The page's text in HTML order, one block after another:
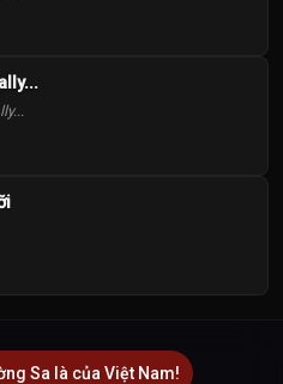
Sa là của Việt Nam!